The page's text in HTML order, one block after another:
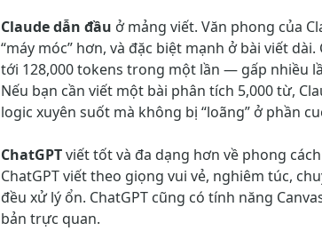
Claude dẫn đầu ở mảng viết. Văn phong của
“máy móc” hơn, và đặc biệt mạnh ở bài viết
tới 128,000 tokens trong một lần — gấp nhiều
Nếu bạn cần viết một bài phân tích 5,000 từ,
logic xuyên suốt mà không bị “loãng” ở phần
ChatGPTviết tốt và đa dạng hơn về phong
ChatGPT viết theo giọng vui vẻ, nghiêm túc,
đều xử lý ổn. ChatGPT cũng có tính năng
bản trực quan.